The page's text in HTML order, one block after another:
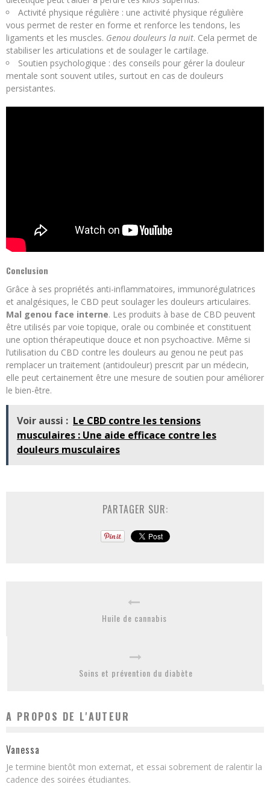
Activité physique régulière : une activité physique régulière
vous permet de rester en forme et renforce les tendons, les
ligaments et les muscles. Genou douleurs la nuit. Cela permet de
stabiliser les articulations et de soulager le cartilage.
Soutien psychologique : des conseils pour gérer la douleur
mentale sont souvent utiles, surtout en cas de douleurs
persistantes.
Conclusion
Grâce à ses propriétés anti-inflammatoires, immunorégulatrices
et analgésiques, le CBD peut soulager les douleurs articulaires.
Mal genou face interne. Les produits à base de CBD peuvent
être utilisés par voie topique, orale ou combinée et constituent
une option thérapeutique douce et non psychoactive. Même si
l’utilisation du CBD contre les douleurs au genou ne peut pas
remplacer un traitement (antidouleur) prescrit par un médecin,
elle peut certainement être une mesure de soutien pour améliorer
le bien-être.
Voir aussi : Le CBD contre les tensions
musculaires : Une aide efficace contre les
douleurs musculaires
PARTAGER SUR:
Huile de cannabis
Soins et prévention du diabète
A PROPOS DE L'AUTEUR
Vanessa
Je termine bientôt mon externat, et essai sobrement de ralentir la
cadence des soirées étudiantes.